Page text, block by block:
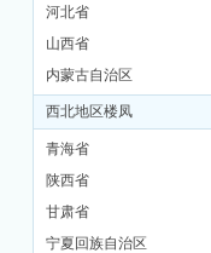
坊
河北省
山西省
内蒙古自治区
西北地区楼凤
青海省
陕西省
甘肃省
宁夏回族自治区